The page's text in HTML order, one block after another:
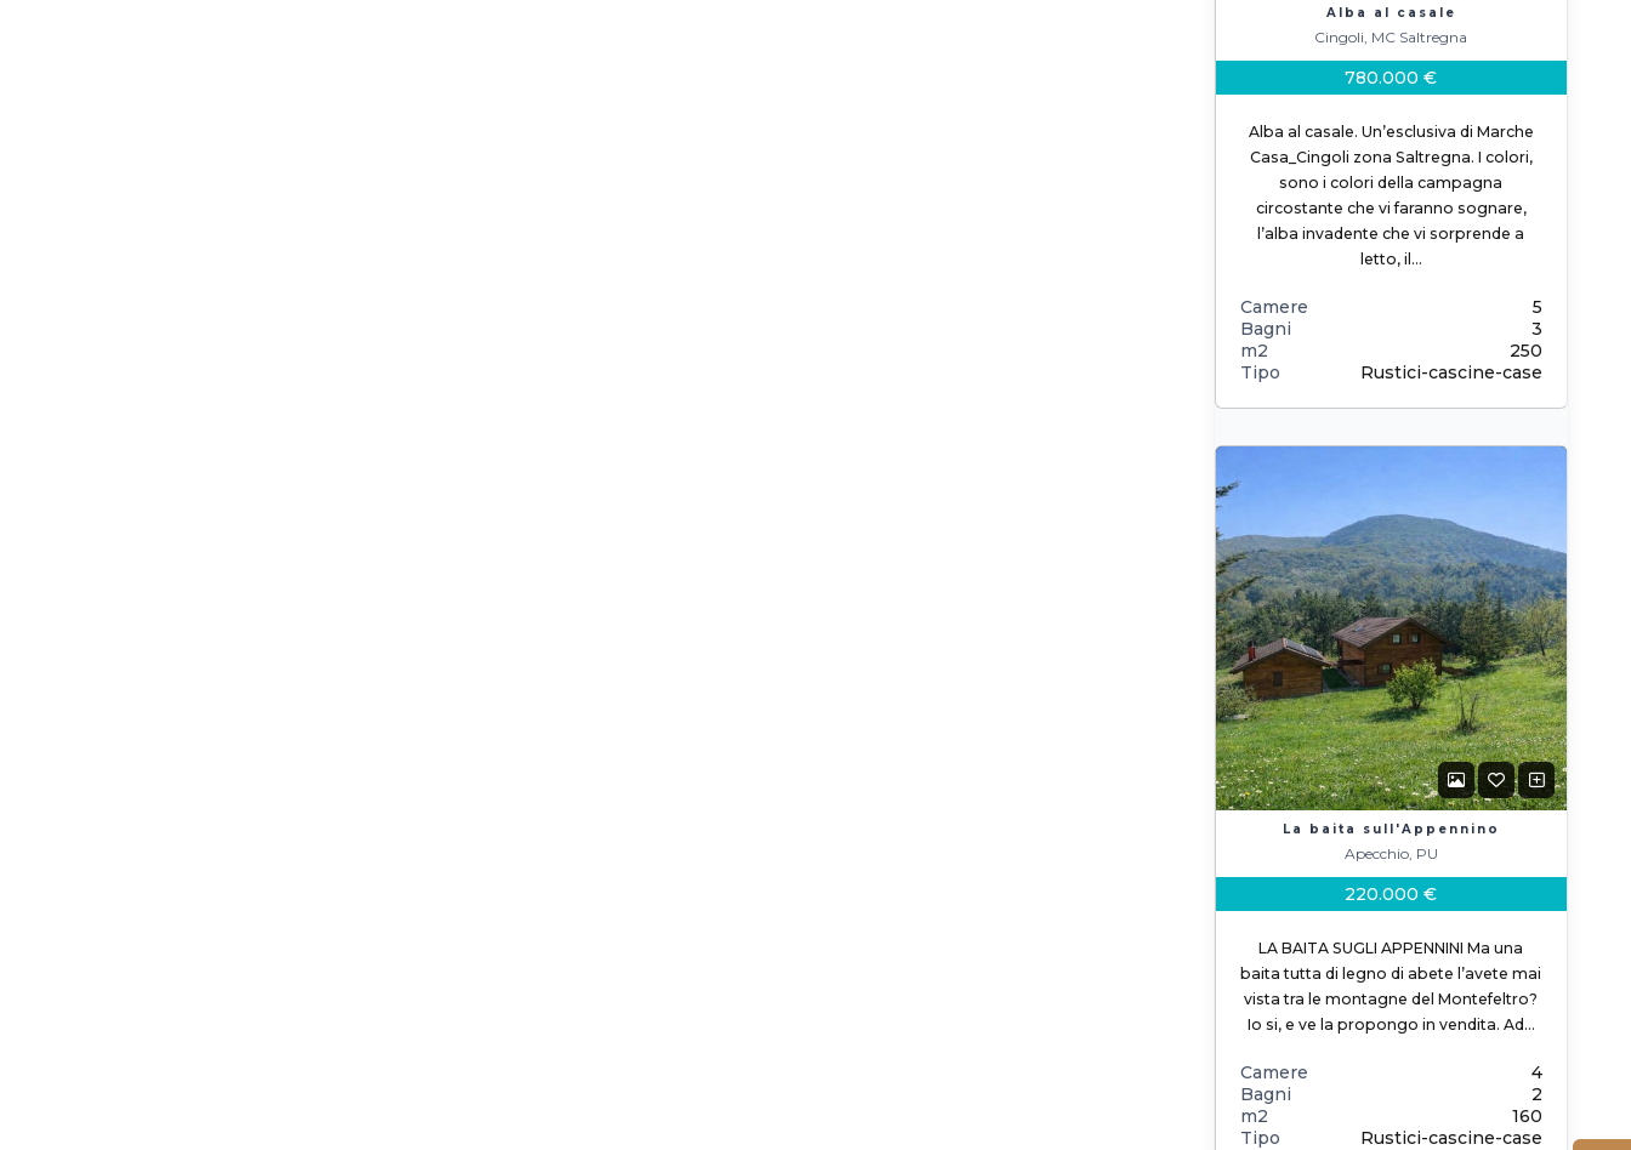
Alba al casale
Cingoli, MC Saltregna
780.000 €
Alba al casale. Un’esclusiva di Marche
Casa_Cingoli zona Saltregna. I colori,
sono i colori della campagna
circostante che vi faranno sognare,
l’alba invadente che vi sorprende a
letto, il…
Camere
5
Bagni
3
m2
250
Tipo
Rustici-cascine-case
La baita sull'Appennino
Apecchio, PU
220.000 €
LA BAITA SUGLI APPENNINI Ma una
baita tutta di legno di abete l’avete mai
vista tra le montagne del Montefeltro?
Io si, e ve la propongo in vendita. Ad…
Camere
4
Bagni
2
m2
160
Tipo
Rustici-cascine-case